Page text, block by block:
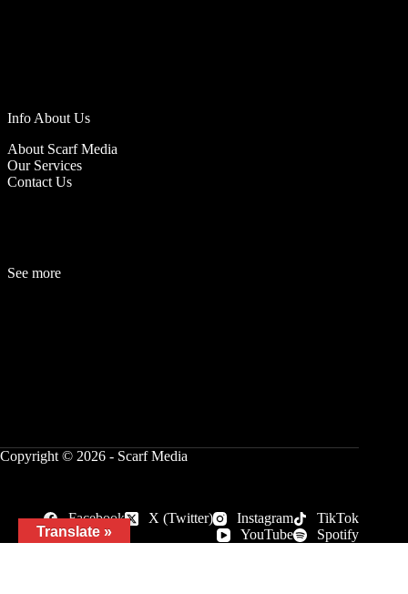
Info About Us
About Scarf Media
Our Services
Contact Us
See more
Copyright © 2026 - Scarf Media
Facebook X (Twitter) Instagram
TikTok
YouTube
Spotify
Translate »